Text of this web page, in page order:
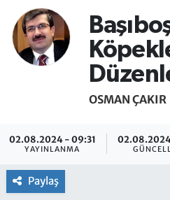
OSMAN ÇAKIR
02.08.2024 - 09:31
YAYINLANMA
Paylaş
Sinop Trafik Yoğunluk
Süper Lig Puan
Tüm Manşetler
Haber Arşivi